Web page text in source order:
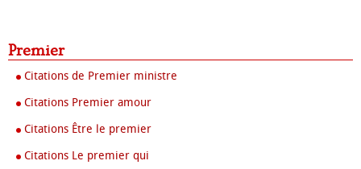
Premier
Citations de Premier ministre
Citations Premier amour
Citations Être le premier
Citations Le premier qui